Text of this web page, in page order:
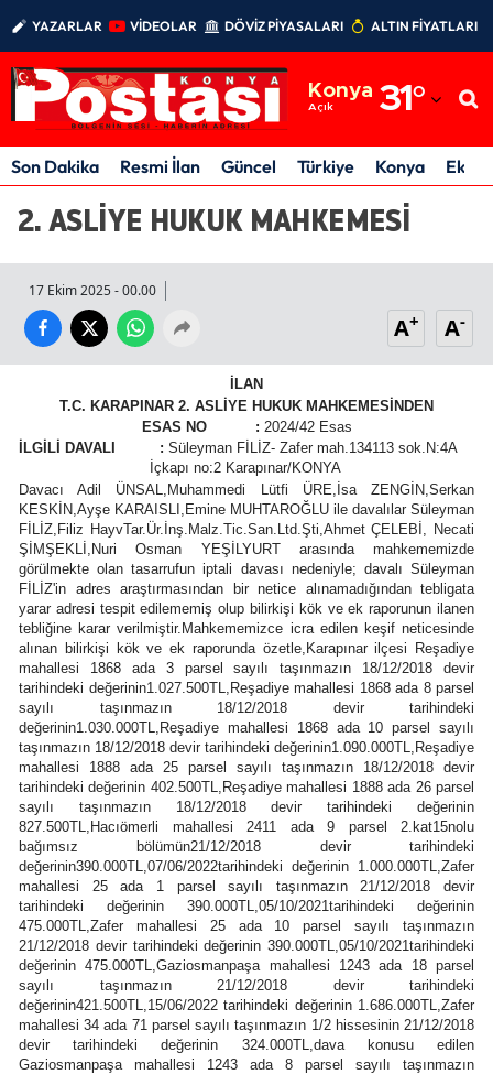
YAZARLAR VİDEOLAR DÖVİZ PİYASALARI ALTIN FİYATLARI
Konya
Açık 31°
Adıyaman
Afyonkarahisar
Aydın
Balıkesir
Bilecik
Bingöl
Bitlis
Bolu
Burdur
Bursa
Çanakkale
Çankırı
Çorum
Denizli
Diyarbakır
Edirne
Elazığ
Son Dakika Resmi İlan Güncel Türkiye Konya
2. ASLİYE HUKUK MAHKEMESİ
17 Ekim 2025 - 00.00
A+ A-
İLAN
T.C. KARAPINAR 2. ASLİYE HUKUK MAHKEMESİNDEN
ESAS NO
: 2024/42 Esas
İLGİLİ DAVALI
: Süleyman FİLİZ- Zafer mah.134113 sok.N:4A
İçkapı no:2 Karapınar/KONYA
Davacı Adil ÜNSAL,Muhammedi Lütfi ÜRE,İsa ZENGİN,Serkan
KESKİN,Ayşe KARAISLI,Emine MUHTAROĞLU ile davalılar Süleyman
FİLİZ,Filiz HayvTar.Ür.İnş.Malz.Tic.San.Ltd.Şti,Ahmet ÇELEBİ, Necati
ŞİMŞEKLİ,Nuri Osman YEŞİLYURT arasında mahkememizde
görülmekte olan tasarrufun iptali davası nedeniyle; davalı Süleyman
FİLİZ'in adres araştırmasından bir netice alınamadığından tebligata
yarar adresi tespit edilememiş olup bilirkişi kök ve ek raporunun ilanen
tebliğine karar verilmiştir.Mahkememizce icra edilen keşif neticesinde
alınan bilirkişi kök ve ek raporunda özetle,Karapınar ilçesi Reşadiye
mahallesi 1868 ada 3 parsel sayılı taşınmazın 18/12/2018 devir
tarihindeki değerinin1.027.500TL,Reşadiye mahallesi 1868 ada 8 parsel
sayılı taşınmazın 18/12/2018 devir tarihindeki
değerinin1.030.000TL,Reşadiye mahallesi 1868 ada 10 parsel sayılı
taşınmazın 18/12/2018 devir tarihindeki değerinin1.090.000TL,Reşadiye
mahallesi 1888 ada 25 parsel sayılı taşınmazın 18/12/2018 devir
tarihindeki değerinin 402.500TL,Reşadiye mahallesi 1888 ada 26 parsel
sayılı taşınmazın 18/12/2018 devir tarihindeki değerinin
827.500TL,Hacıömerli mahallesi 2411 ada 9 parsel 2.kat15nolu
bağımsız bölümün21/12/2018 devir tarihindeki
değerinin390.000TL,07/06/2022tarihindeki değerinin 1.000.000TL,Zafer
mahallesi 25 ada 1 parsel sayılı taşınmazın 21/12/2018 devir
tarihindeki değerinin 390.000TL,05/10/2021tarihindeki değerinin
475.000TL,Zafer mahallesi 25 ada 10 parsel sayılı taşınmazın
21/12/2018 devir tarihindeki değerinin 390.000TL,05/10/2021tarihindeki
değerinin 475.000TL,Gaziosmanpaşa mahallesi 1243 ada 18 parsel
sayılı taşınmazın 21/12/2018 devir tarihindeki
değerinin421.500TL,15/06/2022 tarihindeki değerinin 1.686.000TL,Zafer
mahallesi 34 ada 71 parsel sayılı taşınmazın 1/2 hissesinin 21/12/2018
devir tarihindeki değerinin 324.000TL,dava konusu edilen
Gaziosmanpaşa mahallesi 1243 ada 8 parsel sayılı taşınmazın